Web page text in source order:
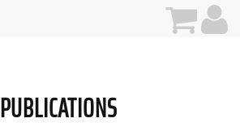
PUBLICATIONS